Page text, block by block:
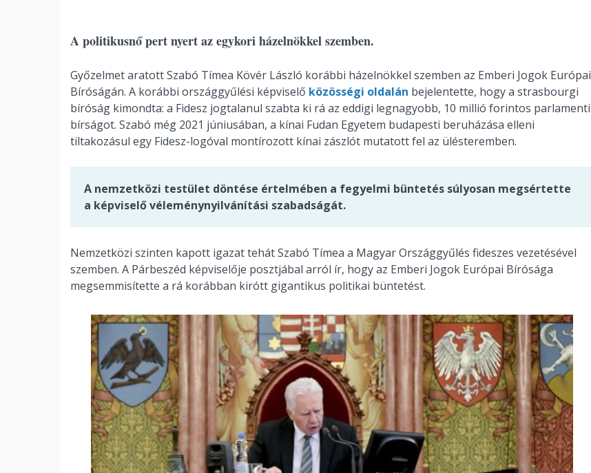
A politikusnő pert nyert az egykori házelnökkel szemben.
Győzelmet aratott Szabó Tímea Kövér László korábbi házelnökkel szemben az Emberi Jogok Európai
Bíróságán. A korábbi országgyűlési képviselő közösségi oldalán bejelentette, hogy a strasbourgi
bíróság kimondta: a Fidesz jogtalanul szabta ki rá az eddigi legnagyobb, 10 millió forintos parlamenti
bírságot. Szabó még 2021 júniusában, a kínai Fudan Egyetem budapesti beruházása elleni
tiltakozásul egy Fidesz-logóval montírozott kínai zászlót mutatott fel az ülésteremben.
A nemzetközi testület döntése értelmében a fegyelmi büntetés súlyosan megsértette
a képviselő véleménynyilvánítási szabadságát.
Nemzetközi szinten kapott igazat tehát Szabó Tímea a Magyar Országgyűlés fideszes vezetésével
szemben. A Párbeszéd képviselője posztjábal arról ír, hogy az Emberi Jogok Európai Bírósága
megsemmisítette a rá korábban kirótt gigantikus politikai büntetést.